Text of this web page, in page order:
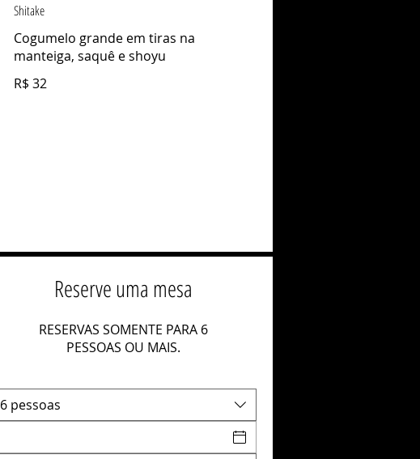
Shitake
Cogumelo grande em tiras na
manteiga, saquê e shoyu
R$ 32
Reserve uma mesa
RESERVAS SOMENTE PARA 6
PESSOAS OU MAIS.
6 pessoas